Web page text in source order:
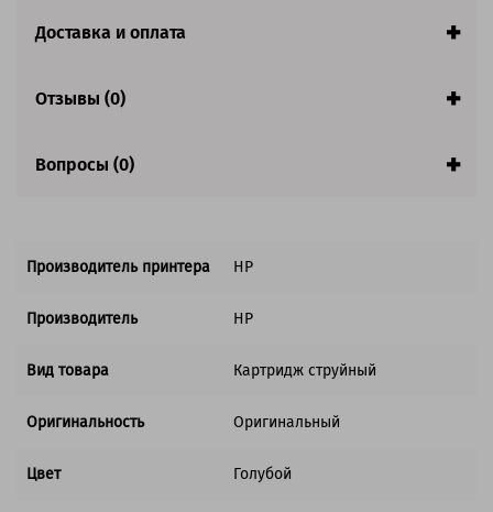
Совместим с аппаратами
Доставка и оплата
Отзывы (0)
Вопросы (0)
Производитель принтера HP
Производитель HP
Вид товара Картридж струйный
Оригинальность Оригинальный
Цвет Голубой